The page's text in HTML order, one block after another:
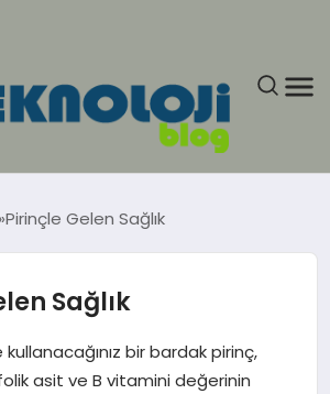
Pirinçle Gelen Sağlık
Sağlık
bir bardak pirinç,
asit ve B vitamini değerinin